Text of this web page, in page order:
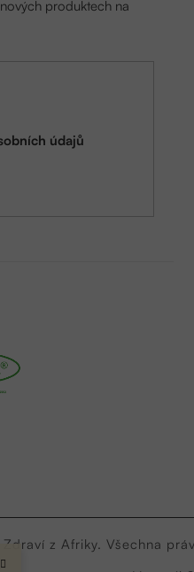
produktech na
údajů
Zdraví z Afriky. Všechna